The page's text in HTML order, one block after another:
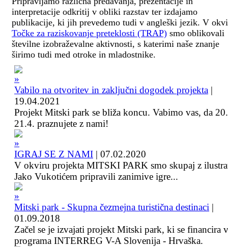
interpretacije odkritij v obliki razstav ter izdajamo
publikacije, ki jih prevedemo tudi v angleški jezik. V
Točke za raziskovanje preteklosti (TRAP) smo oblikovali
številne izobraževalne aktivnosti, s katerimi naše znanje
širimo tudi med otroke in mladostnike.
Vabilo na otvoritev in zaključni dogodek projekta |
19.04.2021
Projekt Mitski park se bliža koncu. Vabimo vas, da
21.4. praznujete z nami!
IGRAJ SE Z NAMI | 07.02.2020
V okviru projekta MITSKI PARK smo skupaj z
Jako Vukotićem pripravili zanimive igre...
Mitski park - Skupna čezmejna turistična destinaci |
01.09.2018
Začel se je izvajati projekt Mitski park, ki se financira
programa INTERREG V-A Slovenija - Hrvaška.